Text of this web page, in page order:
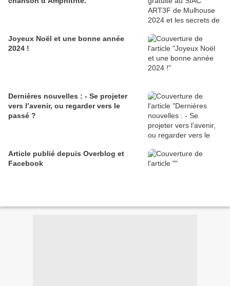
Joyeux Noël et une bonne année
2024 !
Dernières nouvelles : - Se projeter
vers l’avenir, ou regarder vers le
passé ?
Article publié depuis Overblog et
Facebook